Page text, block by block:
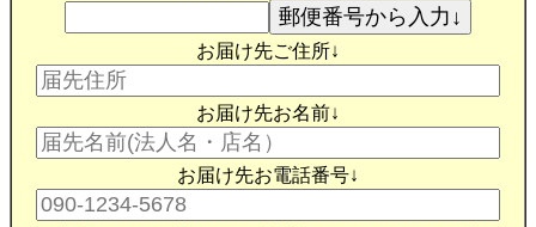
お届け先ご住所↓
お届け先お名前↓
お届け先お電話番号↓